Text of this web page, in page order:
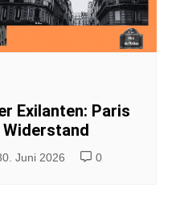
Exilanten: Paris
Juni 2026 0